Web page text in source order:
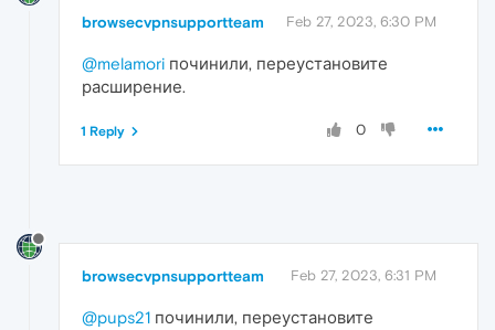
browsecvpnsupportteam Feb 27, 2023, 6:30 PM
@melamori починили, переустановите
расширение.
0
1 Reply
browsecvpnsupportteam Feb 27, 2023, 6:31 PM
@pups21 починили, переустановите